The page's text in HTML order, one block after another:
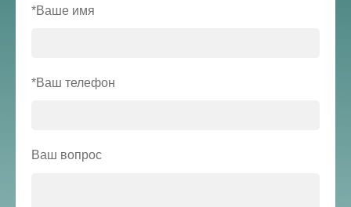
*Ваше имя
*Ваш телефон
Ваш вопрос